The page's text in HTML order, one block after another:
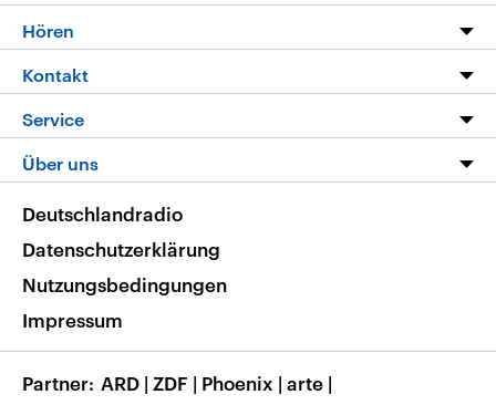
Programm
Die Nachrichten
Nachrichtenleicht
Neue Beiträge auf dlf.de
Hören
Livestream
Podcasts
Deutschlandfunk App
Nachrichten App
Frequenzen
Kontakt
Hörerservice
Service
FAQ
Veranstaltungen
Musikliste
RSS
Über uns
Barrierefreiheit
Deutschlandradio
Datenschutzerklärung
Nutzungsbedingungen
Impressum
Partner ARD | ZDF | Phoenix | arte |